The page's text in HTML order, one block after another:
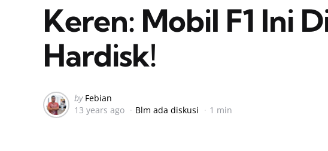
Keren: Mobil F1 Ini
Hardisk!
Posted
by
by Febian
13 years ago
Blm ada diskusi 1 min